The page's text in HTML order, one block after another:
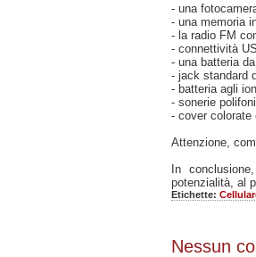
- una
- una memoria
- la radio FM
- connettività
- una batteria
- jack standard
- batteria agli
- sonerie
- cover colorate
Attenzione,
In
potenzialità, al
Etichette:
Nessun